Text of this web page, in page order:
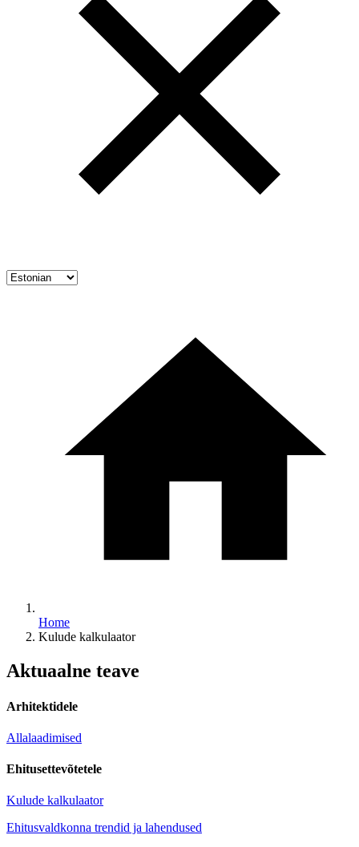
Home
Kulude kalkulaator
Aktuaalne teave
Arhitektidele
Allalaadimised
Ehitusettevõtetele
Kulude kalkulaator
Ehitusvaldkonna trendid ja lahendused